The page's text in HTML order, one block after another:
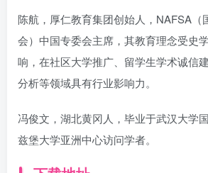
陈航，厚仁教育集团创始人，NAFSA（
会）中国专委会主席，其教育理念受史
响，在社区大学推广、留学生学术诚信
分析等领域具有行业影响力。
冯俊文，湖北黄冈人，毕业于武汉大学
兹堡大学亚洲中心访问学者。